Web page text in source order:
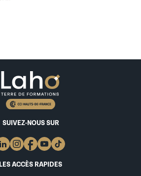
SUIVEZ-NOUS SUR
LES ACCÈS RAPIDES